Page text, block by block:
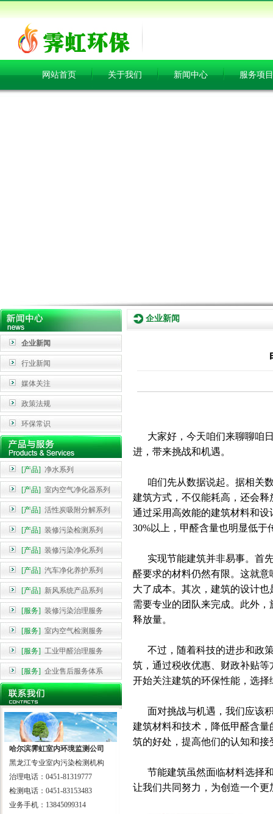
网站首页 关于我们 新闻中心 服务项目
企业新闻
行业新闻
媒体关注
政策法规
环保常识
[产品] 净水系列
[产品] 室内空气净化器系列
[产品] 活性炭吸附分解系列
[产品] 装修污染检测系列
[产品] 装修污染净化系列
[产品] 汽车净化养护系列
[产品] 新风系统产品系列
[服务] 装修污染治理服务
[服务] 室内空气检测服务
[服务] 工业甲醛治理服务
[服务] 企业售后服务体系
哈尔滨霁虹室内环境监测公司
黑龙江专业室内污染检测机构
治理电话：0451-81319777
检测电话：0451-83153483
业务手机：13845099314
企业新闻
大家好，今天咱们来聊聊咱日
进，带来挑战和机遇。
咱们先从数据说起。据相关数
建筑方式，不仅能耗高，还会
通过采用高效能的建筑材料和
30%以上，甲醛含量也明显低于
实现节能建筑并非易事。首先
醛要求的材料仍然有限。这就
大了成本。其次，建筑的设计
需要专业的团队来完成。此外
释放量。
不过，随着科技的进步和政策
筑，通过税收优惠、财政补贴
开始关注建筑的环保性能，选
面对挑战与机遇，我们应该积
建筑材料和技术，降低甲醛含
筑的好处，提高他们的认知和接
节能建筑虽然面临材料选择和
让我们共同努力，为创造一个